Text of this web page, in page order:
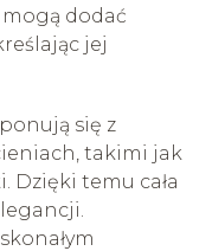
dodać
jej
się z
takimi jak
Dzięki temu cała